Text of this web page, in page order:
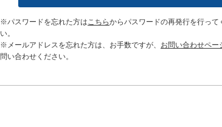
※パスワードを忘れた方はこちらからパスワードの再発行を行って
い。
※メールアドレスを忘れた方は、お手数ですが、 お問い合わせペー
問い合わせください。